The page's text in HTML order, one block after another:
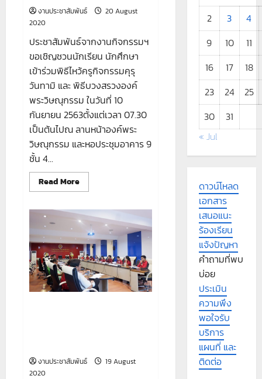
ชาฯ
และ
เปิด
ป้าย
อนุสรณ์
ศูนย์
ทดสอบ
”
ศิ
ริ
ส
า
ค
ร
งานประชาสัมพันธ์
20 August
2020
ประชาสัมพันธ์จากงานกิจกรรมฯ
ขอเชิญชวนนักเรียน นักศึกษา
เข้าร่วมพิธีไหว้ครูกิจกรรมคุรุ
วันทามิ และ พิธีบวงสรวงองค์
พระวิษณุกรรม ในวันที่ 10
กันยายน 2563ตั้งแต่เวลา 07.30
เป็นต้นไปณ ลานหน้าองค์พระ
วิษณุกรรม และหอประชุมอาคาร 9
ชั้น 4...
Read MoreRead
more
เชิญ
ชวน
นักเรียน
นักศึกษา
เข้า
ร่วม
พิธี
ไหว้
ครู
กิจกรรม
คุรุ
วิษณุ
งานประชาสัมพันธ์
19 August
2020
2 3
4
9
10
11
16
17
18
23
24
25
30
31
« Jul
ดาวน์โหลด
เอกสาร
เสนอแนะ
ร้องเรียน
แจ้งปัญหา
คำถามที่พบ
บ่อย
ประเมิน
ความพึง
พอใจรับ
บริการ
แผนที่ และ
ติดต่อ